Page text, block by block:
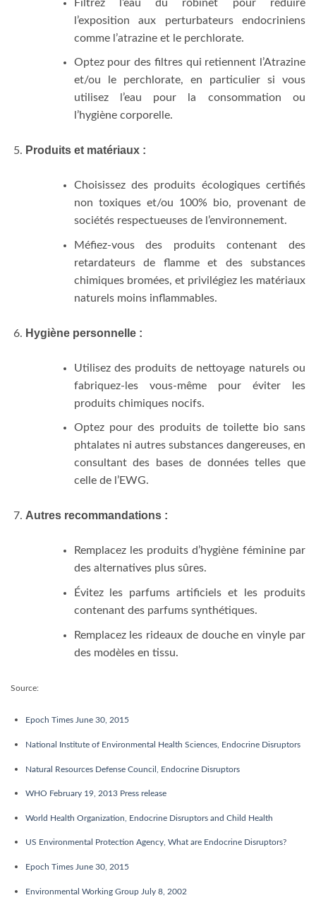
Filtrez l’eau du robinet pour réduire
l’exposition aux perturbateurs endocriniens
comme l’atrazine et le perchlorate.
Optez pour des filtres qui retiennent l’Atrazine
et/ou le perchlorate, en particulier si vous
utilisez l’eau pour la consommation ou
l’hygiène corporelle.
Produits et matériaux :
Choisissez des produits écologiques certifiés
non toxiques et/ou 100% bio, provenant de
sociétés respectueuses de l’environnement.
Méfiez-vous des produits contenant des
retardateurs de flamme et des substances
chimiques bromées, et privilégiez les matériaux
naturels moins inflammables.
Hygiène personnelle :
Utilisez des produits de nettoyage naturels ou
fabriquez-les vous-même pour éviter les
produits chimiques nocifs.
Optez pour des produits de toilette bio sans
phtalates ni autres substances dangereuses, en
consultant des bases de données telles que
celle de l’EWG.
Autres recommandations :
Remplacez les produits d’hygiène féminine par
des alternatives plus sûres.
Évitez les parfums artificiels et les produits
contenant des parfums synthétiques.
Remplacez les rideaux de douche en vinyle par
des modèles en tissu.
Source:
Epoch Times June 30, 2015
National Institute of Environmental Health Sciences, Endocrine Disruptors
Natural Resources Defense Council, Endocrine Disruptors
WHO February 19, 2013 Press release
World Health Organization, Endocrine Disruptors and Child Health
US Environmental Protection Agency, What are Endocrine Disruptors?
Epoch Times June 30, 2015
Environmental Working Group July 8, 2002